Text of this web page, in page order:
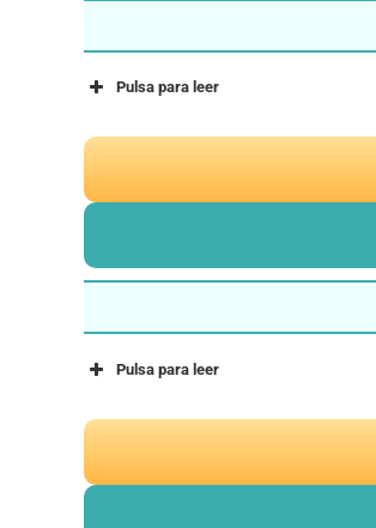
Pulsa para leer
Pulsa para leer